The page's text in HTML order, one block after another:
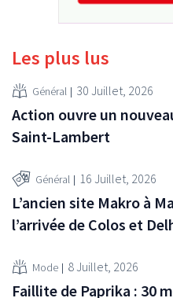
Les plus lus
Général 30 Juillet, 2026
Action ouvre un
Saint-Lambert
Général 16 Juillet, 2026
L’ancien site Makro à
l’arrivée de Colos et
Mode 8 Juillet, 2026
Faillite de Paprika : 30